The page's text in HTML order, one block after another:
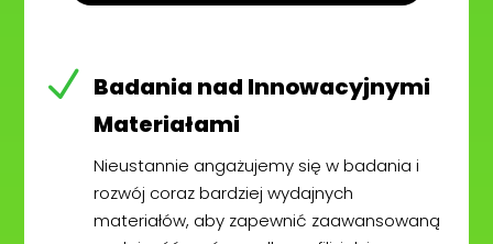
N Badania nad Innowacyjnymi
Materiałami
Nieustannie angażujemy się w badania i
rozwój coraz bardziej wydajnych
materiałów, aby zapewnić zaawansowaną